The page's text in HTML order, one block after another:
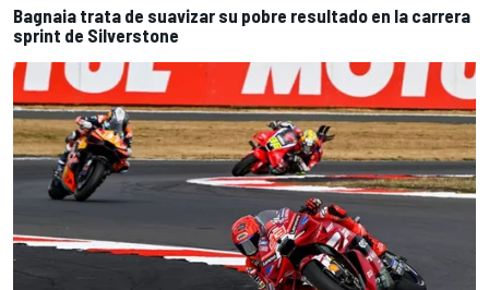
Bagnaia trata de suavizar su pobre resultado en la carrera
sprint de Silverstone